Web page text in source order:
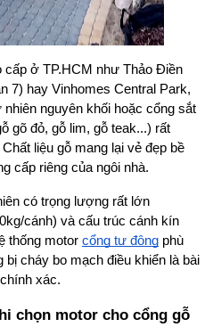
cấp ở TP.HCM như Thảo Điền
7) hay Vinhomes Central Park,
nguyên khối hoặc cổng sắt
gõ đỏ, gỗ lim, gỗ teak...) rất
liệu gỗ mang lại vẻ đẹp bề
cấp riêng của ngôi nhà.
có trọng lượng rất lớn
cánh) và cấu trúc cánh kín
thống motor cổng tự động phù
bị cháy bo mạch điều khiển là bài
xác.
chọn motor cho cổng gỗ